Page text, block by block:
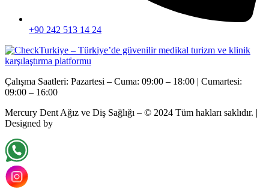
+90 242 513 14 24
Çalışma Saatleri: Pazartesi – Cuma: 09:00 – 18:00 | Cumartesi:
09:00 – 16:00
Mercury Dent Ağız ve Diş Sağlığı – © 2024 Tüm hakları saklıdır. |
Designed by